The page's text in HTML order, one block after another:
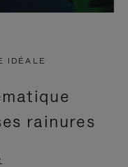
IDÉALE
rainures